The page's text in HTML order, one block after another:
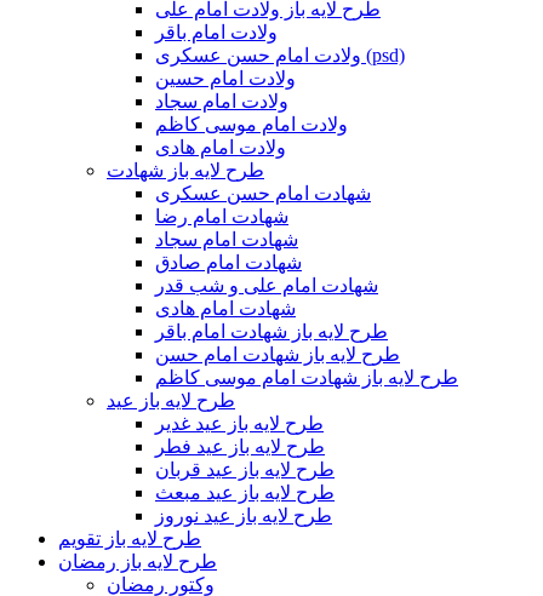
طرح لایه باز ولادت امام علی
ولادت امام باقر
ولادت امام حسن عسکری (psd)
ولادت امام حسین
ولادت امام سجاد
ولادت امام موسی کاظم
ولادت امام هادی
طرح لایه باز شهادت
شهادت امام حسن عسکری
شهادت امام رضا
شهادت امام سجاد
شهادت امام صادق
شهادت امام علی و شب قدر
شهادت امام هادی
طرح لایه باز شهادت امام باقر
طرح لایه باز شهادت امام حسن
طرح لایه باز شهادت امام موسی کاظم
طرح لایه باز عید
طرح لایه باز عید غدیر
طرح لایه باز عید فطر
طرح لایه باز عید قربان
طرح لایه باز عید مبعث
طرح لایه باز عید نوروز
طرح لایه باز تقویم
طرح لایه باز رمضان
وکتور رمضان